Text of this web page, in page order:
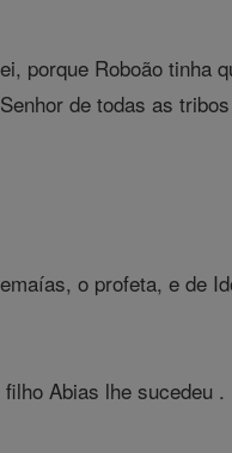
porque Roboão tinha
de todas as
o profeta, e de
Abias lhe sucedeu .